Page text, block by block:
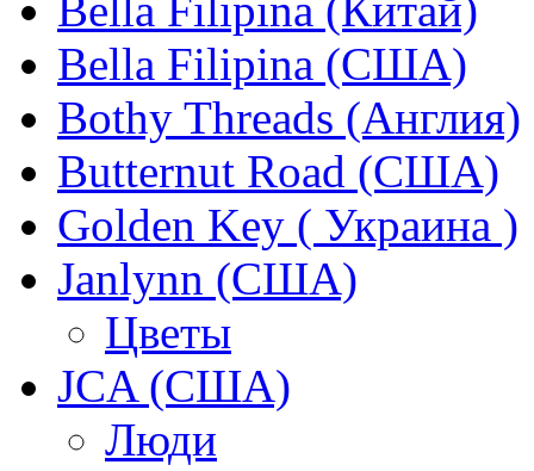
Bella Filipina (Китай)
Bella Filipina (США)
Bothy Threads (Англия)
Butternut Road (США)
Golden Key ( Украина )
Janlynn (США)
Цветы
JCA (США)
Люди